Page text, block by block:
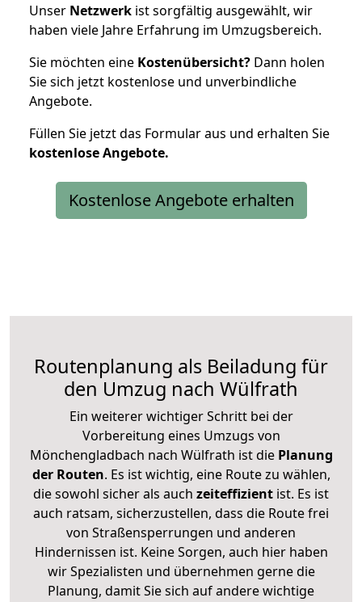
Unser Netzwerk ist sorgfältig ausgewählt, wir
haben viele Jahre Erfahrung im Umzugsbereich.
Sie möchten eine Kostenübersicht? Dann holen
Sie sich jetzt kostenlose und unverbindliche
Angebote.
Füllen Sie jetzt das Formular aus und erhalten Sie
kostenloseAngebote.
Kostenlose Angebote erhalten
Routenplanung als Beiladung für
den Umzug nach Wülfrath
Ein weiterer wichtiger Schritt bei der
Vorbereitung eines Umzugs von
Mönchengladbach nach Wülfrath ist diePlanung
der Routen. Es ist wichtig, eine Route zu wählen,
die sowohl sicher als auch zeiteffizient ist. Es ist
auch ratsam, sicherzustellen, dass die Route frei
von Straßensperrungen und anderen
Hindernissen ist. Keine Sorgen, auch hier haben
wir Spezialisten und übernehmen gerne die
Planung, damit Sie sich auf andere wichtige